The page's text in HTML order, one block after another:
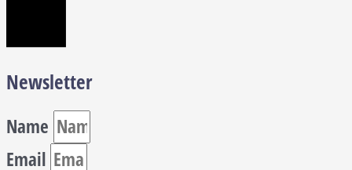
Newsletter
Name
Email